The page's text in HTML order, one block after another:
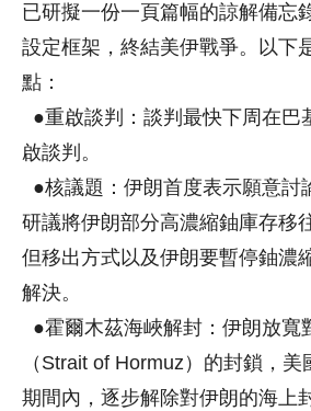
已研擬一份一頁篇幅的諒解備忘
設定框架，終結美伊戰爭。以下
點：
●重啟談判：談判最快下周在巴
啟談判。
●核議題：伊朗首度表示願意討
研議將伊朗部分高濃縮鈾庫存移
但移出方式以及伊朗要暫停鈾濃
解決。
●霍爾木茲海峽解封：伊朗放寬
（Strait of Hormuz）的封鎖，美
期間內，逐步解除對伊朗的海上